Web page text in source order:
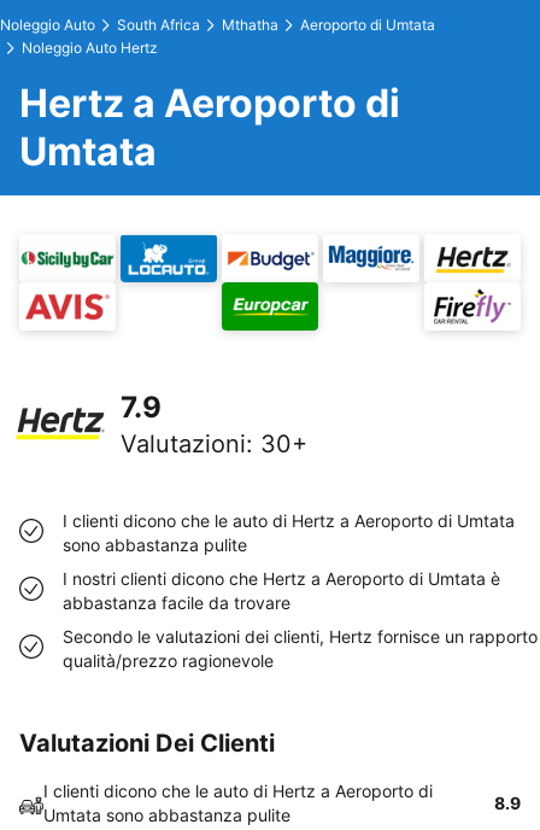
Noleggio Auto South Africa Mthatha
Aeroporto di Umtata
Noleggio Auto Hertz
Hertz a Aeroporto di
Umtata
7.9
Valutazioni: 30+
I clienti dicono che le auto di Hertz a Aeroporto di Umtata
sono abbastanza pulite
I nostri clienti dicono che Hertz a Aeroporto di Umtata è
abbastanza facile da trovare
Secondo le valutazioni dei clienti, Hertz fornisce un rapporto
qualità/prezzo ragionevole
Valutazioni Dei Clienti
I clienti dicono che le auto di Hertz a Aeroporto di
Umtata sono abbastanza pulite
8.9